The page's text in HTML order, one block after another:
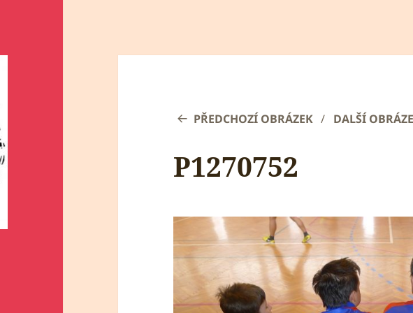
PŘEDCHOZÍ OBRÁZEK DALŠÍ
P1270752